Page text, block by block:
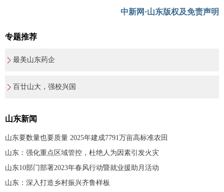
中新网·山东版权及免责声明
专题推荐
最美山东药企
百廿山大，强校兴国
山东新闻
山东要数量也要质量 2025年建成7791万亩高标准农田
山东：强化重点区域管控，杜绝人为因素引发火灾
山东10部门部署2023年春风行动暨就业援助月活动
山东：深入打造乡村振兴齐鲁样板